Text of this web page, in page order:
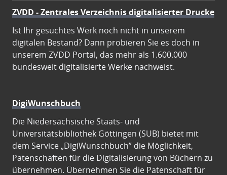
ZVDD - Zentrales Verzeichnis digitalisierter Drucke
Ist Ihr gesuchtes Werk noch nicht in unserem
digitalen Bestand? Dann probieren Sie es doch in
unserem ZVDD Portal, das mehr als 1.600.000
bundesweit digitalisierte Werke nachweist.
DigiWunschbuch
Die Niedersächsische Staats- und
Universitätsbibliothek Göttingen (SUB) bietet mit
dem Service „DigiWunschbuch” die Möglichkeit,
Patenschaften für die Digitalisierung von Büchern zu
übernehmen. Übernehmen Sie die Patenschaft für